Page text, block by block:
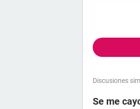
Discusiones
Se me